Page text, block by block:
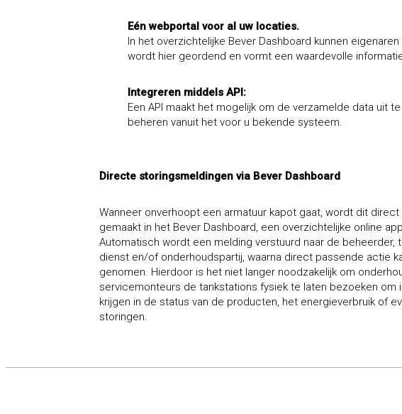
Eén webportal voor al uw locaties.
In het overzichtelijke Bever Dashboard kunnen
wordt hier geordend en vormt een waardevolle
Integreren middels API:
Een API maakt het mogelijk om de verzamelde data uit
beheren vanuit het voor u bekende systeem.
Directe storingsmeldingen via Bever Dashboard
Wanneer onverhoopt een armatuur kapot gaat, wordt dit
gemaakt in het Bever Dashboard, een overzichtelijke online
Automatisch wordt een melding verstuurd naar de beheerder,
dienst en/of onderhoudspartij, waarna direct passende actie
genomen. Hierdoor is het niet langer noodzakelijk om
servicemonteurs de tankstations fysiek te laten bezoeken om
krijgen in de status van de producten, het energieverbruik of
storingen.